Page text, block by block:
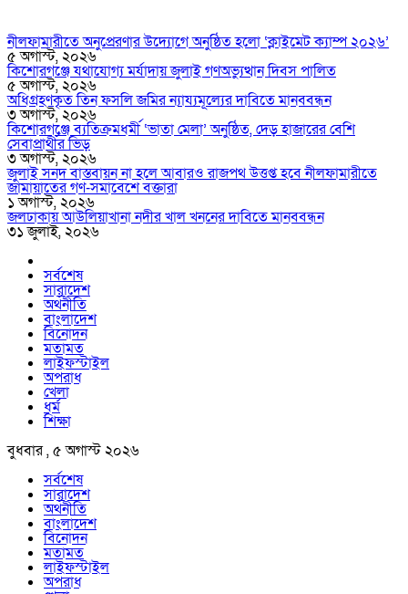
নীলফামারীতে অনুপ্রেরণার উদ্যোগে অনুষ্ঠিত হলো ‘ক্লাইমেট ক্যাম্প ২০২৬’
৫ অগাস্ট, ২০২৬
কিশোরগঞ্জে যথাযোগ্য মর্যাদায় জুলাই গণঅভ্যুত্থান দিবস পালিত
৫ অগাস্ট, ২০২৬
অধিগ্রহণকৃত তিন ফসলি জমির ন্যায্যমূল্যের দাবিতে মানববন্ধন
৩ অগাস্ট, ২০২৬
কিশোরগঞ্জে ব্যতিক্রমধর্মী ‘ভাতা মেলা’ অনুষ্ঠিত, দেড় হাজারের বেশি
সেবাপ্রার্থীর ভিড়
৩ অগাস্ট, ২০২৬
জুলাই সনদ বাস্তবায়ন না হলে আবারও রাজপথ উত্তপ্ত হবে নীলফামারীতে
জামায়াতের গণ-সমাবেশে বক্তারা
১ অগাস্ট, ২০২৬
জলঢাকায় আউলিয়াখানা নদীর খাল খননের দাবিতে মানববন্ধন
৩১ জুলাই, ২০২৬
সর্বশেষ
সারাদেশ
অর্থনীতি
বাংলাদেশ
বিনোদন
মতামত
লাইফস্টাইল
অপরাধ
খেলা
ধর্ম
শিক্ষা
বুধবার , ৫ অগাস্ট ২০২৬
সর্বশেষ
সারাদেশ
অর্থনীতি
বাংলাদেশ
বিনোদন
মতামত
লাইফস্টাইল
অপরাধ